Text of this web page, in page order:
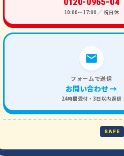
10:00〜17:00 ／ 祝日休
フォームで送信
お問い合わせ →
24時間受付・3日以内返信
SAFE